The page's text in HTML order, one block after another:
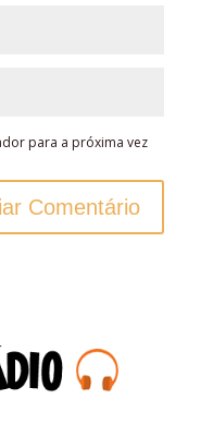
para a próxima vez